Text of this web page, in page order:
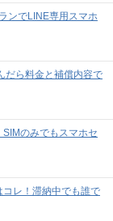
ンでLINE専用スマホ
だら料金と補償内容で
のみでもスマホセ
レ！滞納中でも誰で